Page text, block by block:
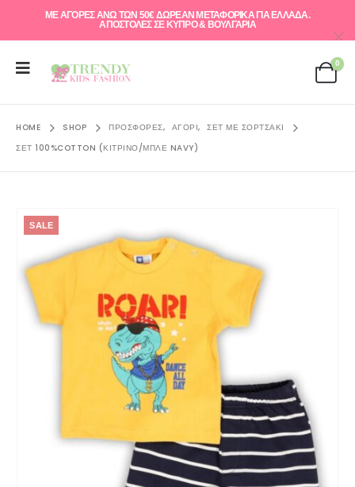
ΜΕ ΑΓΟΡΕΣ ΑΝΩ ΤΩΝ 50€ ΔΩΡΕΑΝ ΜΕΤΑΦΟΡΙΚΑ ΓΙΑ ΕΛΛAΔΑ.
ΑΠΟΣΤΟΛΕΣ ΣΕ ΚΥΠΡΟ & ΒΟΥΛΓΑΡΙΑ
0
HOME SHOP ΠΡΟΣΦΟΡΈΣ, ΑΓΌΡΙ, ΣΕΤ ΜΕ ΣΟΡΤΣΑΚΙ
ΣΕΤ 100%COTTON (ΚΊΤΡΙΝΟ/ΜΠΛΕ NAVY)
SALE